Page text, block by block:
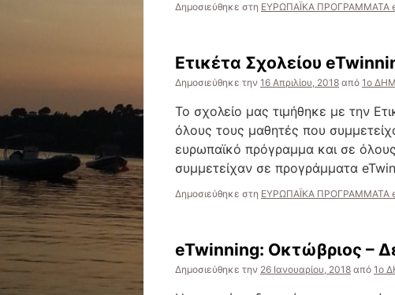
Δημοσιεύθηκε στη ΕΥΡΩΠΑΪΚΑ ΠΡΟΓΡΑΜΜΑΤΑ
Ετικέτα Σχολείου
Δημοσιεύθηκε την 16 Απριλίου, 2018 από 1ο
Το σχολείο μας τιμήθηκε με την
όλους τους μαθητές που
ευρωπαϊκό πρόγραμμα και σε
συμμετείχαν σε προγράμματα
Δημοσιεύθηκε στη ΕΥΡΩΠΑΪΚΑ ΠΡΟΓΡΑΜΜΑΤΑ
eTwinning: Οκτώβριος –
Δημοσιεύθηκε την 26 Ιανουαρίου, 2018 από 1ο